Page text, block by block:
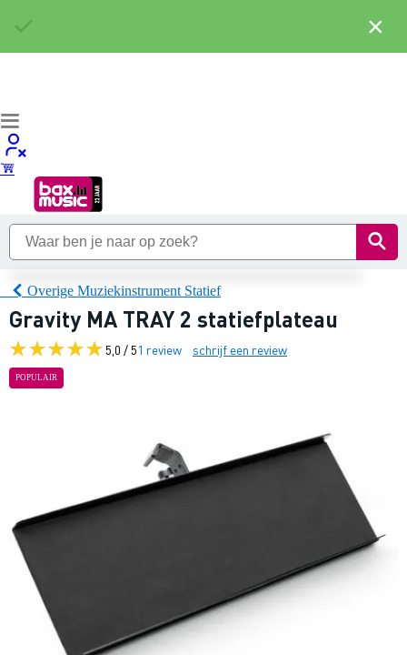
Overige Muziekinstrument Statief
Gravity MA TRAY 2 statiefplateau
5,0 / 51 review schrijf een review
POPULAIR
×